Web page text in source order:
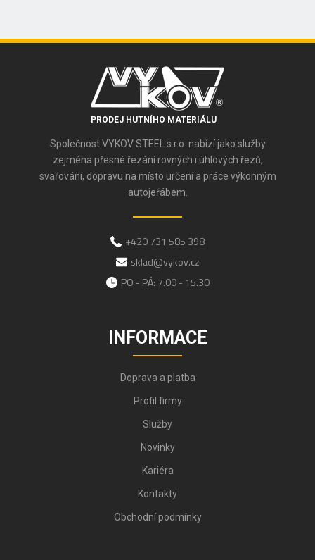
PRODEJ HUTNÍHO MATERIÁLU
Společnost VYKOV STEEL s.r.o. nabízí jako služby
zejména přesné řezání rovných i úhlových řezů,
svařování, dopravu na místo určení a práce výkonným
autojeřábem.
+420 731 585 398
sklad@vykov.cz
PO - PÁ: 7.00 - 15.30
INFORMACE
Doprava a platba
Profil firmy
Služby
Novinky
Kariéra
Kontakty
Obchodní podmínky